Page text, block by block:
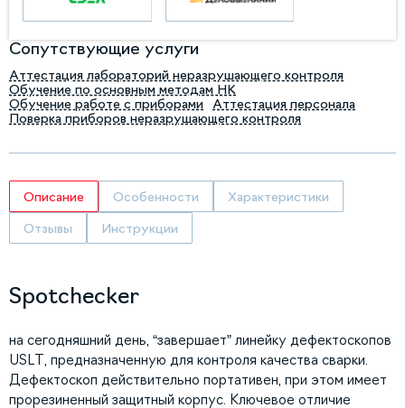
Сопутствующие услуги
Аттестация лабораторий неразрушающего контроля
Обучение по основным методам НК
Обучение работе с приборами
Аттестация персонала
Поверка приборов неразрушающего контроля
Описание Особенности Характеристики
Отзывы Инструкции
Spotchecker
на сегодняшний день, “завершает” линейку дефектоскопов
USLT, предназначенную для контроля качества сварки.
Дефектоскоп действительно портативен, при этом имеет
прорезиненный защитный корпус. Ключевое отличие